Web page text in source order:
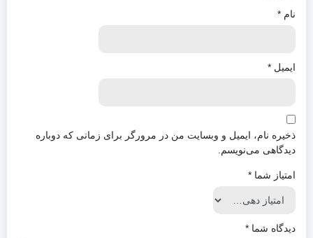
نام *
ایمیل *
ذخیره نام، ایمیل و وبسایت من در مرورگر برای زمانی که دوباره
دیدگاهی می‌نویسم.
امتیاز شما *
دیدگاه شما *